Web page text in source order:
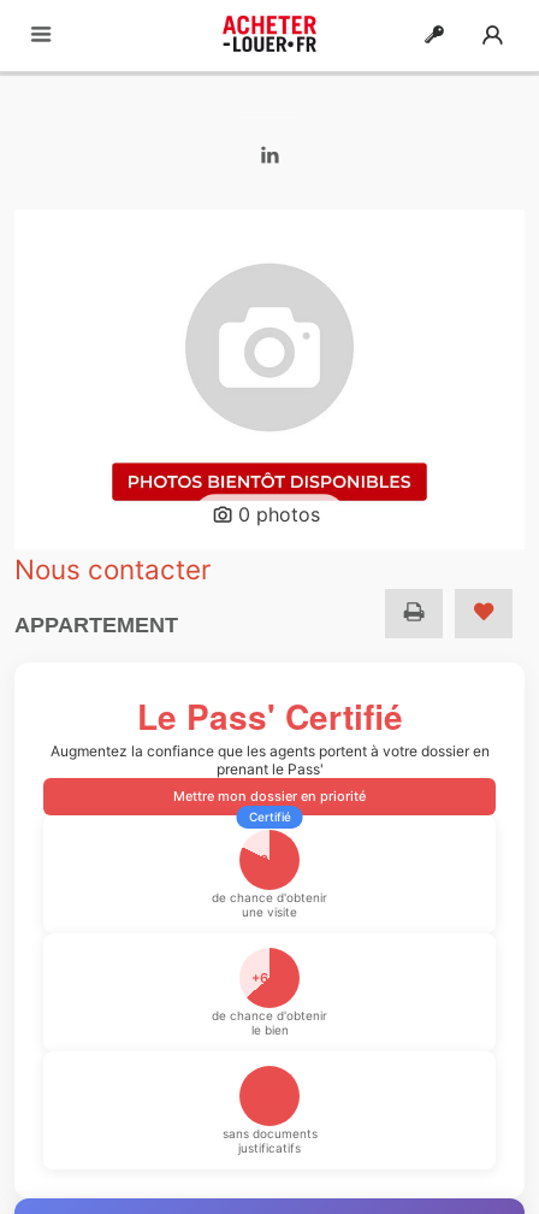
0 photos
Nous contacter
APPARTEMENT
Le Pass' Certifié
Augmentez la confiance que les agents portent à votre dossier en
prenant le Pass'
Mettre mon dossier en priorité
Certifié
+82%
de chance d'obtenir
une visite
+64%
de chance d'obtenir
le bien
sans documents
justificatifs